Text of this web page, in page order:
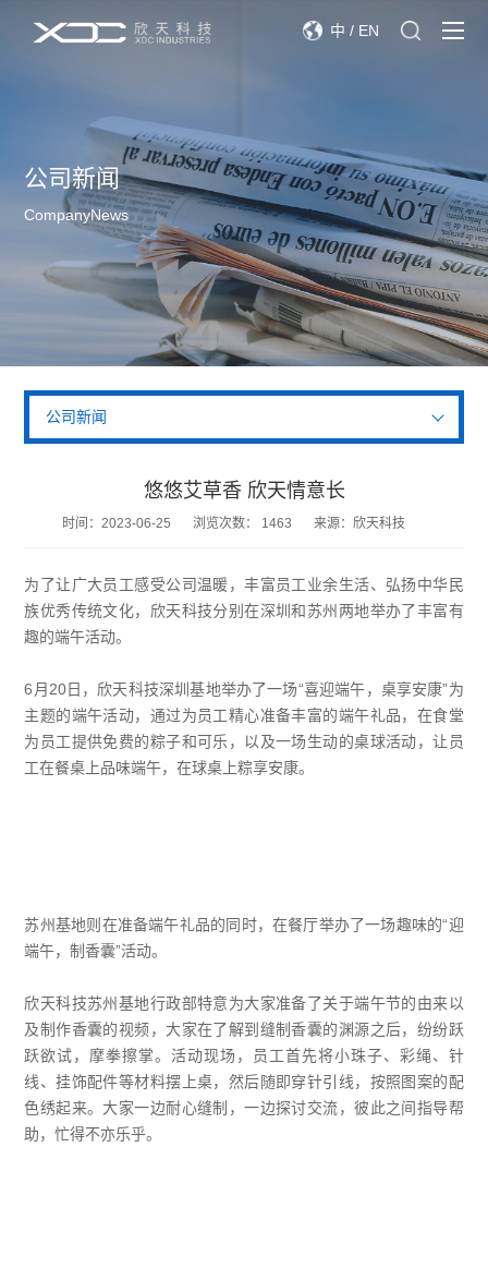
中 / EN
公司新闻
CompanyNews
公司新闻
悠悠艾草香 欣天情意长
时间： 2023-06-25 浏览次数： 1463 来源：欣天科技
为了让广大员工感受公司温暖，丰富员工业余生活、弘扬中华民
族优秀传统文化，欣天科技分别在深圳和苏州两地举办了丰富有
趣的端午活动。
6月20日，欣天科技深圳基地举办了一场“喜迎端午，桌享安康”为
主题的端午活动，通过为员工精心准备丰富的端午礼品，在食堂
为员工提供免费的粽子和可乐，以及一场生动的桌球活动，让员
工在餐桌上品味端午，在球桌上粽享安康。
苏州基地则在准备端午礼品的同时，在餐厅举办了一场趣味的“迎
端午，制香囊”活动。
欣天科技苏州基地行政部特意为大家准备了关于端午节的由来以
及制作香囊的视频，大家在了解到缝制香囊的渊源之后，纷纷跃
跃欲试，摩拳擦掌。活动现场，员工首先将小珠子、彩绳、针
线、挂饰配件等材料摆上桌，然后随即穿针引线，按照图案的配
色绣起来。大家一边耐心缝制，一边探讨交流，彼此之间指导帮
助，忙得不亦乐乎。